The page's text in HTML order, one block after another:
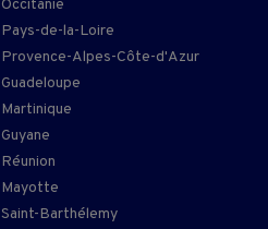
Occitanie
Pays-de-la-Loire
Provence-Alpes-Côte-d'Azur
Guadeloupe
Martinique
Guyane
Réunion
Mayotte
Saint-Barthélemy